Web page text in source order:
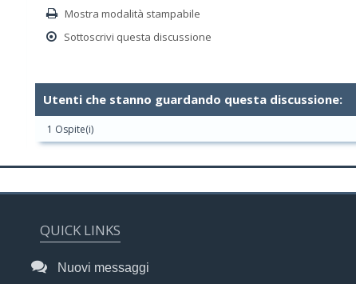
Mostra modalità stampabile
Sottoscrivi questa discussione
Utenti che stanno guardando questa discussione:
1 Ospite(i)
QUICK LINKS
Nuovi messaggi